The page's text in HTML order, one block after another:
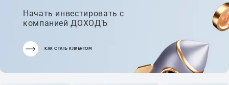
Начать инвестировать с
компанией ДОХОДЪ
КАК СТАТЬ КЛИЕНТОМ